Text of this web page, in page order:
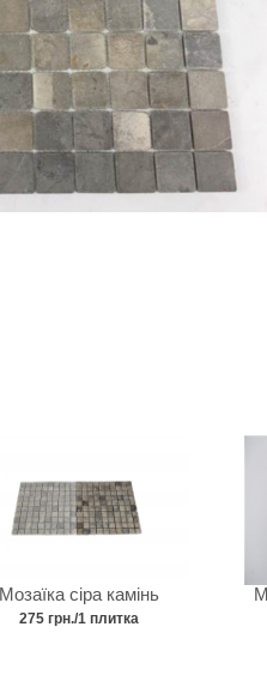
Мозаїка сіра камінь
275 грн./1 плитка